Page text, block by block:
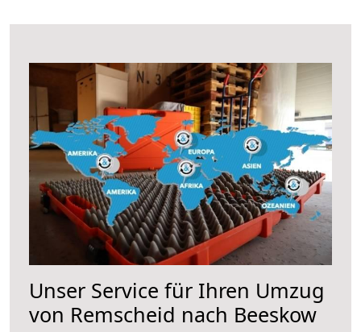
Unser Service für Ihren Umzug
von Remscheid nach Beeskow